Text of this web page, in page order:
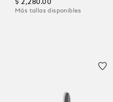
$ 2,280.00
Más tallas disponibles